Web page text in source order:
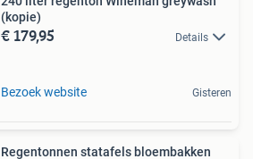
(kopie)
€ 179,95 Details
Bezoek website Gisteren
Regentonnen statafels bloembakken